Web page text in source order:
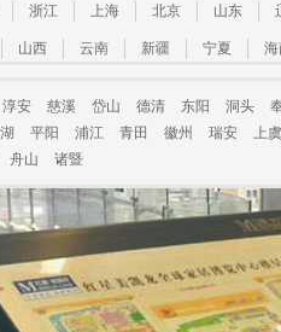
浙江 上海 北京 山东
山西 云南 新疆 宁夏
淳安 慈溪 岱山 德清 东阳 洞头
平阳 浦江 青田 徽州 瑞安
上虞
舟山 诸暨